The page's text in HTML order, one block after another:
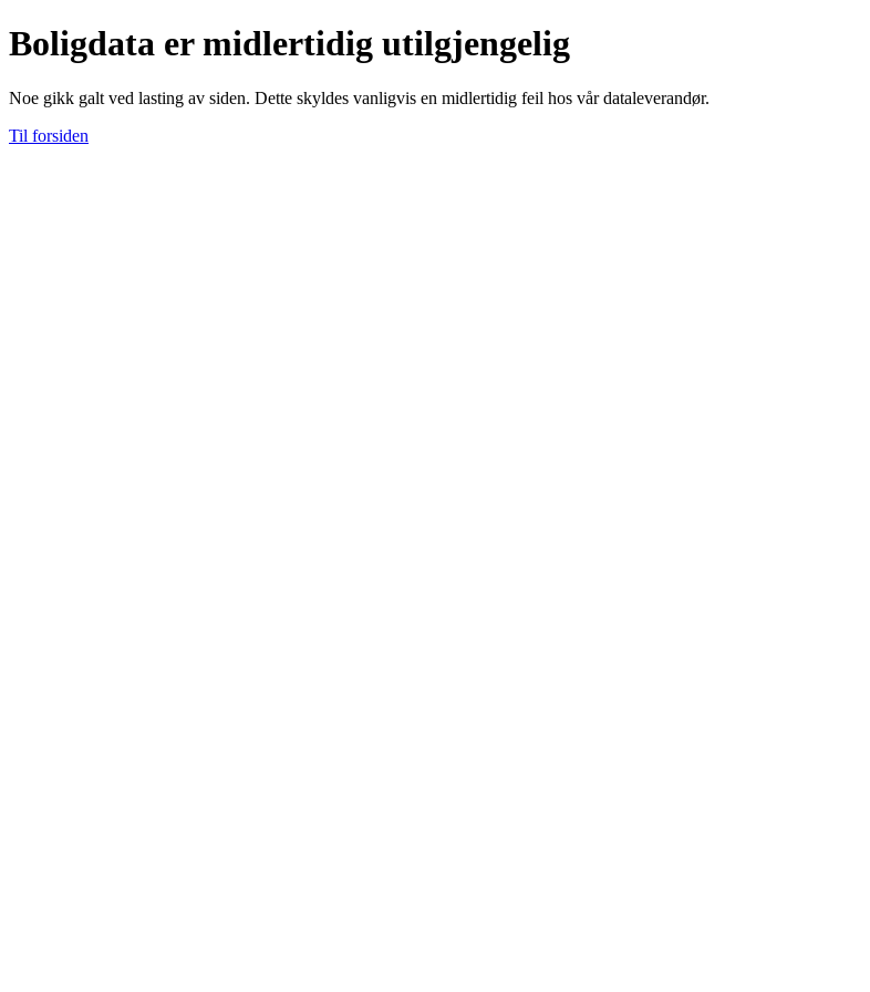
Boligdata er midlertidig utilgjengelig
Noe gikk galt ved lasting av siden. Dette skyldes vanligvis en midlertidig feil hos vår dataleverandør.
Til forsiden